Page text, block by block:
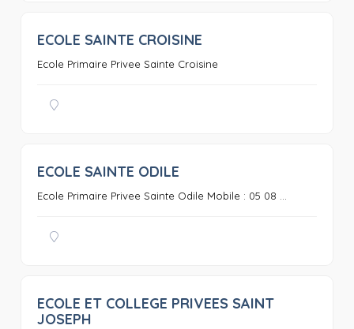
ECOLE SAINTE CROISINE
Ecole Primaire Privee Sainte Croisine
ECOLE SAINTE ODILE
Ecole Primaire Privee Sainte Odile Mobile : 05 08 ...
ECOLE ET COLLEGE PRIVEES SAINT
JOSEPH